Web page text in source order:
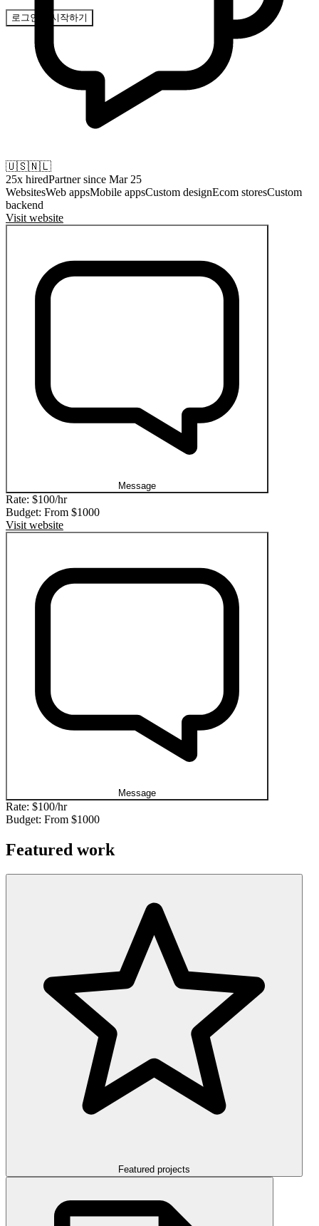
로그인 시작하기
🇺🇸🇳🇱
25x hiredPartner since Mar 25
WebsitesWeb appsMobile appsCustom designEcom storesCustom
backend
Visit website
Message
Rate: $100/hr
Budget: From $1000
Visit website
Message
Rate: $100/hr
Budget: From $1000
Featured work
Featured projects